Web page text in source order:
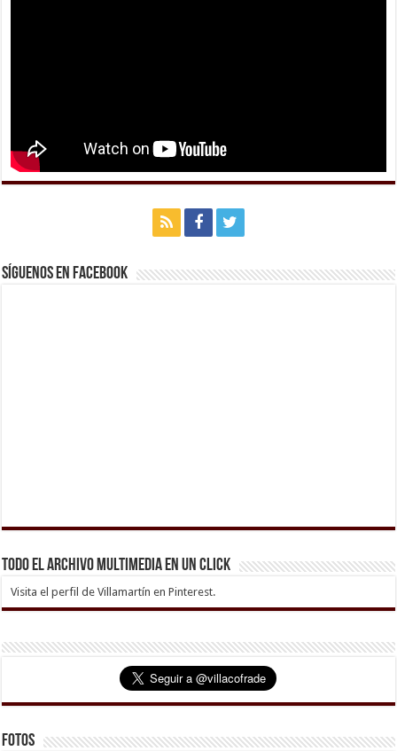
Síguenos en Facebook
Todo el archivo multimedia en un click
Visita el perfil de Villamartín en Pinterest.
Fotos